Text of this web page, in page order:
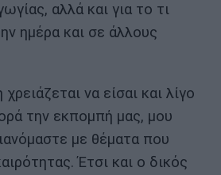
αλλά και για το τι
ημέρα και σε άλλους
να είσαι και λίγο
την εκπομπή μας, μου
με θέματα που
Έτσι και ο δικός